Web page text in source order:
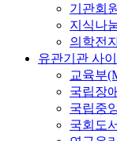
기관회원
지식나
의학전
유관기관 사
교육부
국립장
국립중
국회도